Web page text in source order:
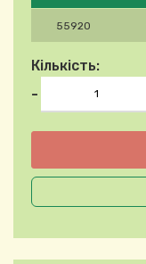
55920
Кількість:
-